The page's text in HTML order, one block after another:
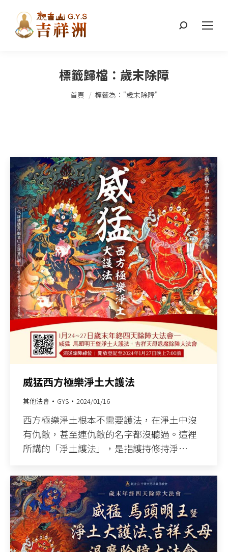
搜
標籤歸檔： 歲末除障
您在這裡：
首頁 標籤為："歲末除障"
威猛西方極樂淨土大護法
其他法會 GYS 2024/01/16
西方極樂淨土根本不需要護法，在淨土中沒
有仇敵，甚至連仇敵的名字都沒聽過。這裡
所講的「淨土護法」，是指護持修持淨…